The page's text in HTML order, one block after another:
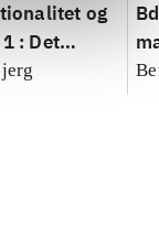
og
: Det